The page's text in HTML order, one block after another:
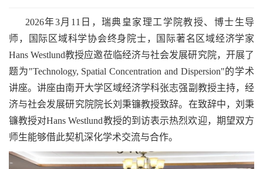
2026年3月11日，瑞典皇家理工学院教授、博士生导
师，国际区域科学协会终身院士，国际著名区域经济学家
Hans Westlund教授应邀莅临经济与社会发展研究院，开展了
题为"Technology, Spatial Concentration and Dispersion"的学术
讲座。讲座由南开大学区域经济学科张志强副教授主持，经
济与社会发展研究院院长刘秉镰教授致辞。在致辞中，刘秉
镰教授对Hans Westlund教授的到访表示热烈欢迎，期望双方
师生能够借此契机深化学术交流与合作。